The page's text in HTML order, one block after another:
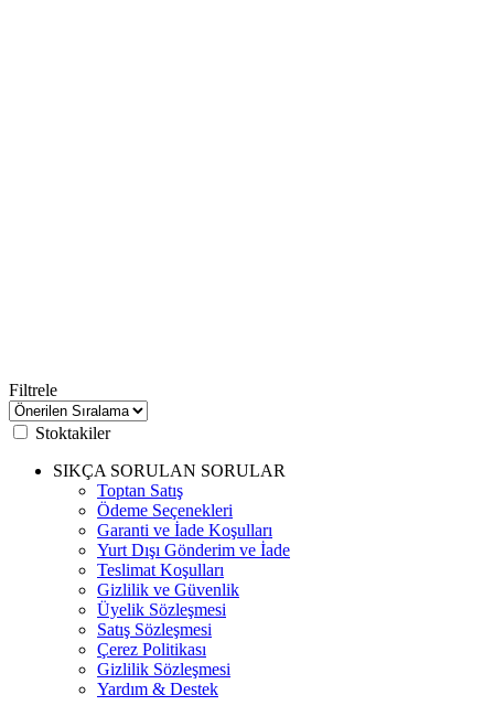
Filtrele
Stoktakiler
SIKÇA SORULAN SORULAR
Toptan Satış
Ödeme Seçenekleri
Garanti ve İade Koşulları
Yurt Dışı Gönderim ve İade
Teslimat Koşulları
Gizlilik ve Güvenlik
Üyelik Sözleşmesi
Satış Sözleşmesi
Çerez Politikası
Gizlilik Sözleşmesi
Yardım & Destek